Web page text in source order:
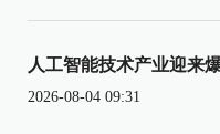
人工智能技术产业迎来
2026-08-04 09:31